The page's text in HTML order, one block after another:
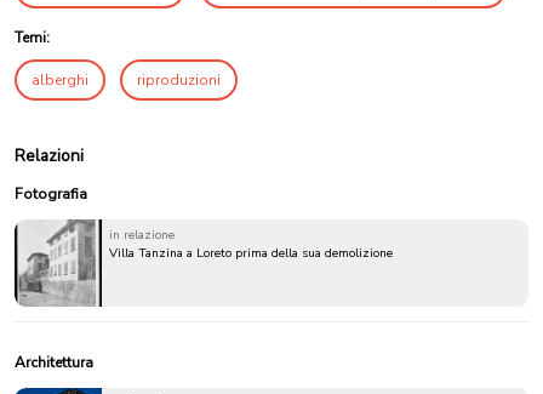
Temi:
alberghi riproduzioni
Relazioni
Fotografia
in relazione
Villa Tanzina a Loreto prima della sua demolizione
Architettura